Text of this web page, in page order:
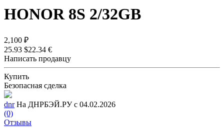
HONOR 8S 2/32GB
2,100 ₽
25.93 $22.34 €
Написать продавцу
Купить
Безопасная сделка
dnr На ДНРБЭЙ.РУ с 04.02.2026
(0)
Отзывы